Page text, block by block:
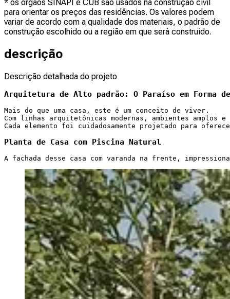
* os órgãos SINAPI e CUB são usados na construção civil
para orientar os preços das residências. Os valores podem
variar de acordo com a qualidade dos materiais, o padrão de
construção escolhido ou a região em que será construido.
descrição
Descrição detalhada do projeto
Arquitetura de Alto padrão: O Paraíso em Forma
Mais do que uma casa, este é um conceito de viver.
Com linhas arquitetônicas modernas, ambientes
Cada elemento foi cuidadosamente projetado para
Planta de Casa com Piscina Natural
A fachada desse casa com varanda na frente,